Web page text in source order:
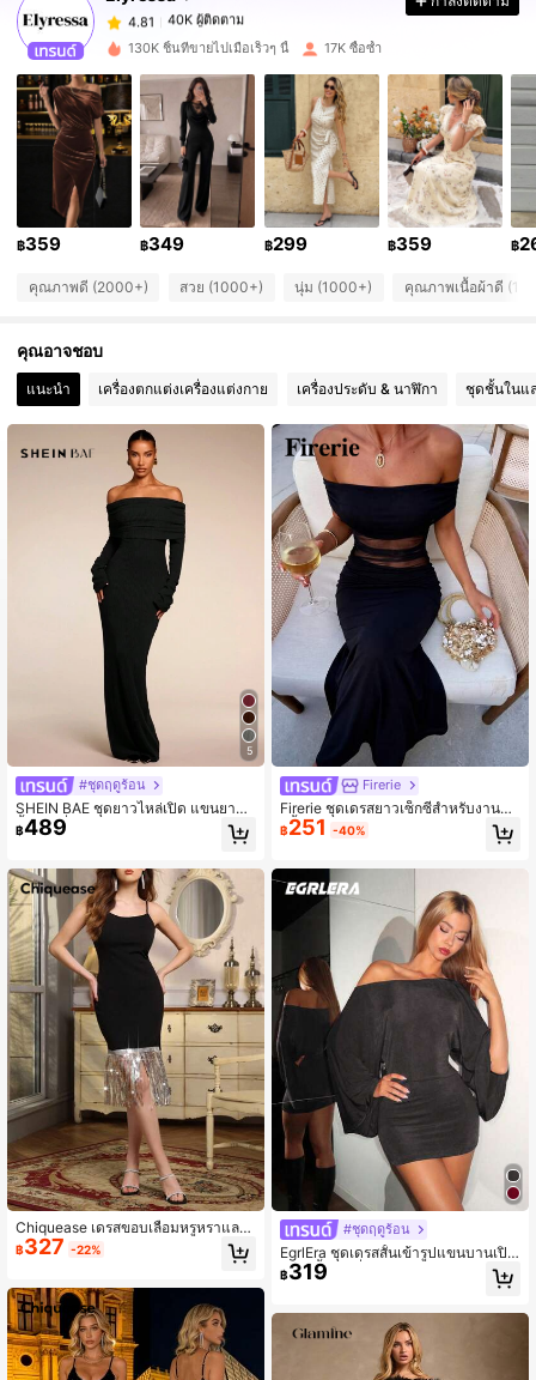
4.81
40K ผู้ติดตาม
4.81 40K ผู้ติดตาม
4.81 40K ผู้ติดตาม
4.81 40K ผู้ติดตาม
4.81 40K ผู้ติดตาม
4.81
40K ผู้ติดตาม
4.81 40K ผู้ติดตาม
130K ชิ้นที่ขายไปเมื่อเร็วๆ นี้ 17K ซื้อซ้ำ
฿359 ฿349 ฿299 ฿359 ฿
คุณภาพดี (2000+) สวย (1000+) นุ่ม (1000+) คุณภาพเนื้อผ้าดี
คุณอาจชอบ
แนะนำ เครื่องตกแต่งเครื่องแต่งกาย เครื่องประดับ & นาฬิกา ชุดชั้นในแ
5
#ชุดฤดูร้อน
SHEIN BAE ชุดยาวไหล่เปิด แขนยาวสี
พื้น แฟชั่นผู้หญิง, ชุดออกงานผู้หญิง, ชุด
ปีใหม่ผู้หญิง, เสื้อผ้าคริสต์มาสผู้หญิง
฿489
Chiquease เดรสขอบเลื่อมหรูหราและ
ประณีตพร้อมรายละเอียดคัตเอาท์ ดีไซ
น์เปิดไหล่และปิดไหล่ เซ็กซี่และเข้ารูป
฿327 -22%
Firerie
Firerie ชุดเดรสยาวเซ็กซี่สำหรับงานปา
ร์ตี้ออกเดทสุดโรแมนติกของผู้หญิง, สี
ดำซีทรูเปิดไหล่เอวซีทรูเข้ารูป, ชุดเดรส
฿251 -40%
#ชุดฤดูร้อน
EgrlEra ชุดเดรสสั้นเข้ารูปแขนบานเปิด
ไหล่สีพื้นแฟชั่นผู้หญิง
฿319